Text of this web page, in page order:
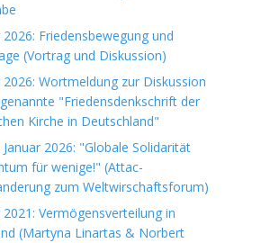
2026: Friedensbewegung und
(Vortrag und Diskussion)
2026: Wortmeldung zur Diskussion
"Friedensdenkschrift der
Kirche in Deutschland"
Januar 2026: "Globale Solidarität
für wenige!" (Attac-
zum Weltwirschaftsforum)
2021: Vermögensverteilung in
(Martyna Linartas & Norbert